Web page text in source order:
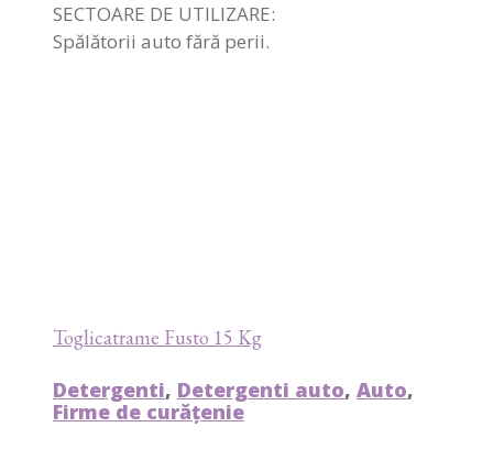
SECTOARE DE UTILIZARE:
Spălătorii auto fără perii.
Toglicatrame Fusto 15 Kg
Detergenti, Detergenti auto, Auto,
Firme de curățenie